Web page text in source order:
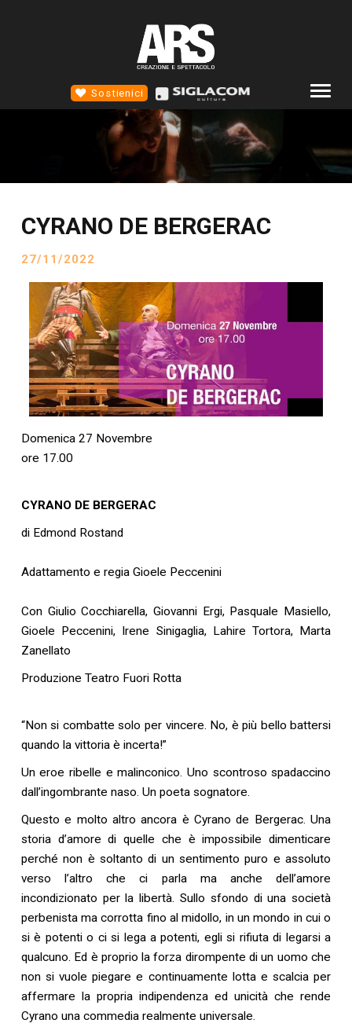
Sostienici
EVENTI
NEWS
SCUOLA STM
CONTATTI
SOCIAL
CYRANO DE BERGERAC
27/11/2022
Domenica 27 Novembre
ore 17.00
CYRANO DE BERGERAC
di Edmond Rostand
Adattamento e regia Gioele Peccenini
Con Giulio Cocchiarella, Giovanni Ergi, Pasquale Masiello,
Gioele Peccenini, Irene Sinigaglia, Lahire Tortora, Marta
Zanellato
Produzione Teatro Fuori Rotta
“Non si combatte solo per vincere. No, è più bello battersi
quando la vittoria è incerta!”
Un eroe ribelle e malinconico. Uno scontroso spadaccino
dall’ingombrante naso. Un poeta sognatore.
Questo e molto altro ancora è Cyrano de Bergerac. Una
storia d’amore di quelle che è impossibile dimenticare
perché non è soltanto di un sentimento puro e assoluto
verso l’altro che ci parla ma anche dell’amore
incondizionato per la libertà. Sullo sfondo di una società
perbenista ma corrotta fino al midollo, in un mondo in cui o
si è potenti o ci si lega a potenti, egli si rifiuta di legarsi a
qualcuno. Ed è proprio la forza dirompente di un uomo che
non si vuole piegare e continuamente lotta e scalcia per
affermare la propria indipendenza ed unicità che rende
Cyrano una commedia realmente universale.